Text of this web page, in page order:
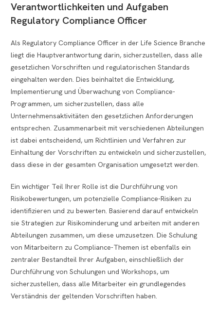
Verantwortlichkeiten und Aufgaben
Regulatory Compliance Officer
Als Regulatory Compliance Officer in der Life Science Branche
liegt die Hauptverantwortung darin, sicherzustellen, dass alle
gesetzlichen Vorschriften und regulatorischen Standards
eingehalten werden. Dies beinhaltet die Entwicklung,
Implementierung und Überwachung von Compliance-
Programmen, um sicherzustellen, dass alle
Unternehmensaktivitäten den gesetzlichen Anforderungen
entsprechen. Zusammenarbeit mit verschiedenen Abteilungen
ist dabei entscheidend, um Richtlinien und Verfahren zur
Einhaltung der Vorschriften zu entwickeln und sicherzustellen,
dass diese in der gesamten Organisation umgesetzt werden.
Ein wichtiger Teil Ihrer Rolle ist die Durchführung von
Risikobewertungen, um potenzielle Compliance-Risiken zu
identifizieren und zu bewerten. Basierend darauf entwickeln
sie Strategien zur Risikominderung und arbeiten mit anderen
Abteilungen zusammen, um diese umzusetzen. Die Schulung
von Mitarbeitern zu Compliance-Themen ist ebenfalls ein
zentraler Bestandteil Ihrer Aufgaben, einschließlich der
Durchführung von Schulungen und Workshops, um
sicherzustellen, dass alle Mitarbeiter ein grundlegendes
Verständnis der geltenden Vorschriften haben.